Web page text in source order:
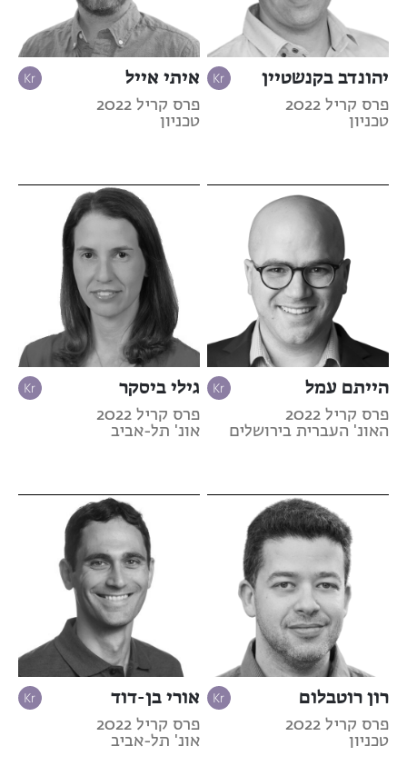
יהונדב בקנשטיין
פרס קריל 2022
טכניון
איתי אייל
פרס קריל 2022
טכניון
הייתם עמל
פרס קריל 2022
האונ' העברית בירושלים
גילי ביסקר
פרס קריל 2022
אונ' תל-אביב
רון רוטבלום
פרס קריל 2022
טכניון
אורי בן-דוד
פרס קריל 2022
אונ' תל-אביב